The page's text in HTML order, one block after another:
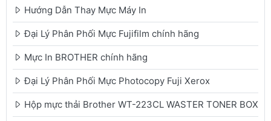
Hướng Dẫn Thay Mực Máy In
Đại Lý Phân Phối Mực Fujifilm chính hãng
Mực In BROTHER chính hãng
Đại Lý Phân Phối Mực Photocopy Fuji Xerox
Hộp mực thải Brother WT-223CL WASTER TONER BOX